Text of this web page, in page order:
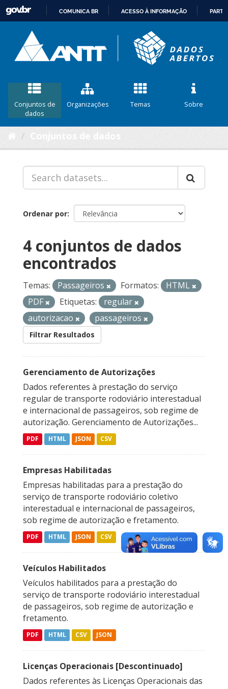
CONTEÚDO
COMUNICA BR ACESSO À INFORMAÇÃO
Conjuntos de
dados
Organizações Temas Sobre
Ordenar por
4 conjuntos de dados
encontrados
Temas: Passageiros Formatos:
HTML
PDF
Etiquetas:
regular
autorizacao
passageiros
Filtrar Resultados
Gerenciamento de Autorizações
Dados referentes à prestação do serviço
regular de transporte rodoviário interestadual
e internacional de passageiros, sob regime de
autorização. Gerenciamento de Autorizações...
PDF HTML JSON CSV
Empresas Habilitadas
Empresas habilitadas para a prestação do
serviço de transporte rodoviário coletivo
interestadual e internacional de passageiros,
sob regime de autorização e fretamento.
PDF HTML JSON CSV
Veículos Habilitados
Veículos habilitados para a prestação do
serviço de transporte rodoviário interestadual
de passageiros, sob regime de autorização e
fretamento.
PDF HTML CSV JSON
Licenças Operacionais [Descontinuado]
Dados referentes às Licenças Operacionais das